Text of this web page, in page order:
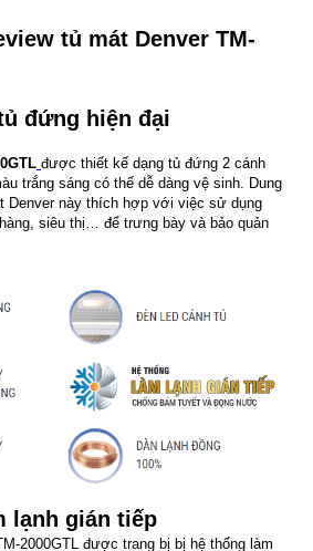
tủ mát Denver TM-
đứng hiện đại
được thiết kế dạng tủ đứng 2 cánh
trắng sáng có thể dễ dàng vệ sinh. Dung
Denver này thích hợp với việc sử dụng
siêu thị… để trưng bày và bảo quản
lạnh gián tiếp
2000GTL được trang bị bị hệ thống làm